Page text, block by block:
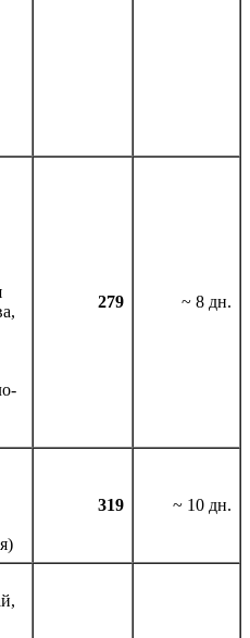
279 ~ 8 дн.
319 ~ 10 дн.